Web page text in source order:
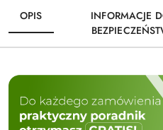
OPIS
INFORMACJE